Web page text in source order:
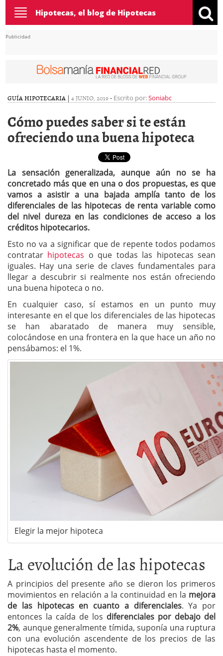
Toggle
navigation
Hipotecas, el blog de Hipotecas
Publicidad
GUÍA HIPOTECARIA | 4 JUNIO, 2019- Escrito por:Soniabc
Cómo puedes saber si te están
ofreciendo una buena hipoteca
La sensación generalizada, aunque aún no se ha
concretado más que en una o dos propuestas, es que
vamos a asistir a una bajada amplía tanto de los
diferenciales de las hipotecas de renta variable como
del nivel dureza en las condiciones de acceso a los
créditos hipotecarios.
Esto no va a significar que de repente todos podamos
contratar hipotecas o que todas las hipotecas sean
iguales. Hay una serie de claves fundamentales para
llegar a descubrir si realmente nos están ofreciendo
una buena hipoteca o no.
En cualquier caso, sí estamos en un punto muy
interesante en el que los diferenciales de las hipotecas
se han abaratado de manera muy sensible,
colocándose en una frontera en la que hace un año no
pensábamos: el 1%.
Elegir la mejor hipoteca
La evolución de las hipotecas
A principios del presente año se dieron los primeros
movimientos en relación a la continuidad en la mejora
de las hipotecas en cuanto a diferenciales. Ya por
entonces la caída de los diferenciales por debajo del
2%, aunque generalmente tímida, suponía una ruptura
con una evolución ascendente de los precios de las
hipotecas hasta el momento.